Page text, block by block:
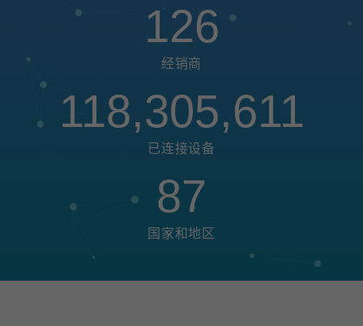
126
经销商
118,305,611
已连接设备
87
国家和地区